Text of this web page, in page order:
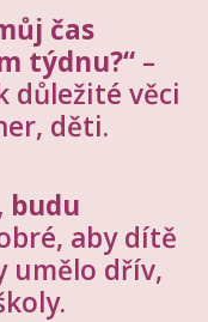
čas
týdnu?“ –
důležité věci
děti.
budu
aby dítě
umělo dřív,